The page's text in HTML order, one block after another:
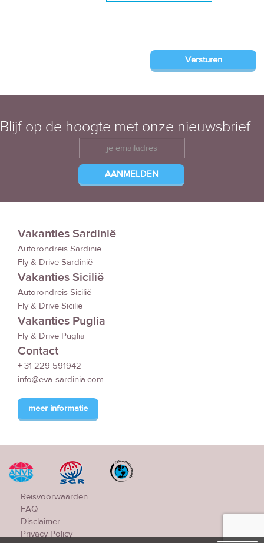
Blijf op de hoogte met onze nieuwsbrief
Vakanties Sardinië
Autorondreis Sardinië
Fly & Drive Sardinië
Vakanties Sicilië
Autorondreis Sicilië
Fly & Drive Sicilië
Vakanties Puglia
Fly & Drive Puglia
Contact
+ 31 229 591942
info@eva-sardinia.com
meer informatie
Reisvoorwaarden
FAQ
Disclaimer
Privacy Policy